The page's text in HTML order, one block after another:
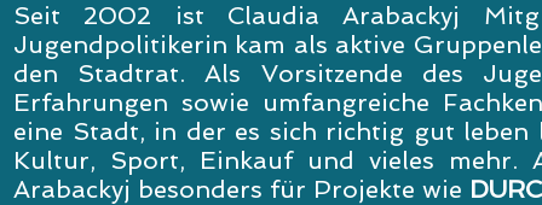
Seit 2002 ist Claudia Arabackyj
Jugendpolitikerin kam als aktive
den Stadtrat. Als Vorsitzende des
Erfahrungen sowie umfangreiche
eine Stadt, in der es sich richtig gut
Kultur, Sport, Einkauf und vieles mehr.
Arabackyj besonders für Projekte wie